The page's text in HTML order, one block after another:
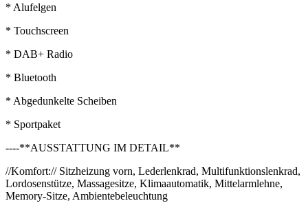
* Alufelgen
* Touchscreen
* DAB+ Radio
* Bluetooth
* Abgedunkelte Scheiben
* Sportpaket
----**AUSSTATTUNG IM DETAIL**
//Komfort:// Sitzheizung vorn, Lederlenkrad, Multifunktionslenkrad,
Lordosenstütze, Massagesitze, Klimaautomatik, Mittelarmlehne,
Memory-Sitze, Ambientebeleuchtung